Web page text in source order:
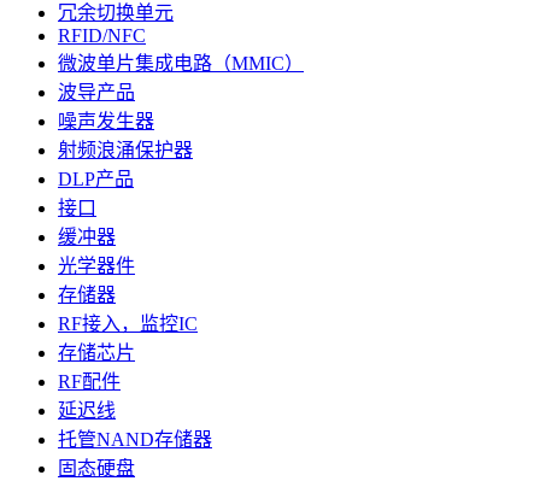
冗余切换单元
RFID/NFC
微波单片集成电路（MMIC）
波导产品
噪声发生器
射频浪涌保护器
DLP产品
接口
缓冲器
光学器件
存储器
RF接入，监控IC
存储芯片
RF配件
延迟线
托管NAND存储器
固态硬盘